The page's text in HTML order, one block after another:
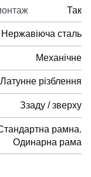
Так
Нержавіюча сталь
Механічне
Латунне різблення
Ззаду / зверху
рамна.
Одинарна рама